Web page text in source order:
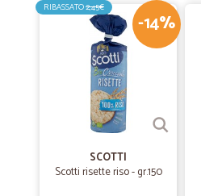
-14%
RIBASSATO2,45€
SCOTTI
Scotti risette riso - gr.150